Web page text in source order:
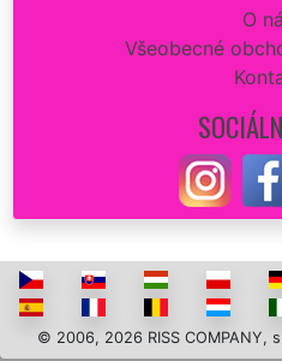
O
Všeobecné
© 2006, 2026 RISS COMPANY,